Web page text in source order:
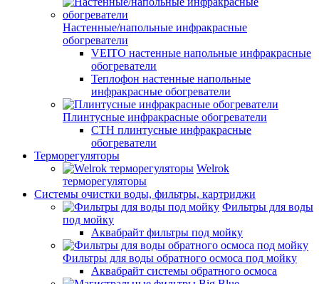
Настенные/напольные инфракрасные
обогреватели
VEITO настенные напольные инфракрасные
обогреватели
Теплофон настенные напольные
инфракрасные обогреватели
Плинтусные инфракрасные обогреватели
СТН плинтусные инфракрасные
обогреватели
Терморегуляторы
Welrok
терморегуляторы
Системы очистки воды, фильтры, картриджи
Фильтры для воды
под мойку
Аквабрайт фильтры под мойку
Фильтры для воды обратного осмоса под мойку
Аквабрайт системы обратного осмоса